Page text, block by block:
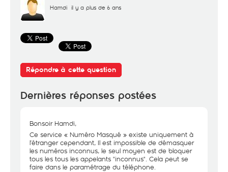
Hamdi il y a plus de 6 ans
Répondre à cette question
Dernières réponses postées
Bonsoir Hamdi,
Ce service « Numéro Masqué » existe uniquement à
l’étranger cependant, Il est impossible de démasquer
les numéros inconnus, le seul moyen est de bloquer
tous les tous les appelants "inconnus". Cela peut se
faire dans le paramétrage du téléphone.